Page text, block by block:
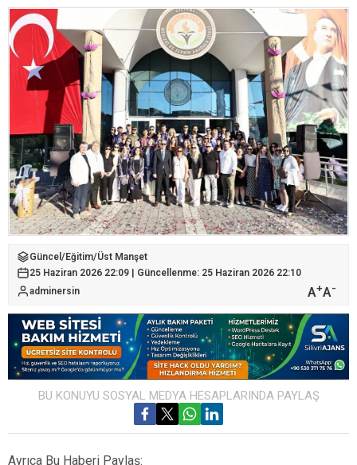
Güncel /Eğitim/Üst Manşet
25 Haziran 2026 22:09 | Güncellenme: 25 Haziran 2026 22:10
adminersin
A+A-
BU KONUYU SOSYAL MEDYA HESAPLARINDA PAYLAŞ
Ayrıca Bu Haberi Paylaş: